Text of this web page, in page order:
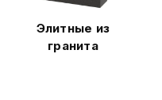
Элитные из
гранита